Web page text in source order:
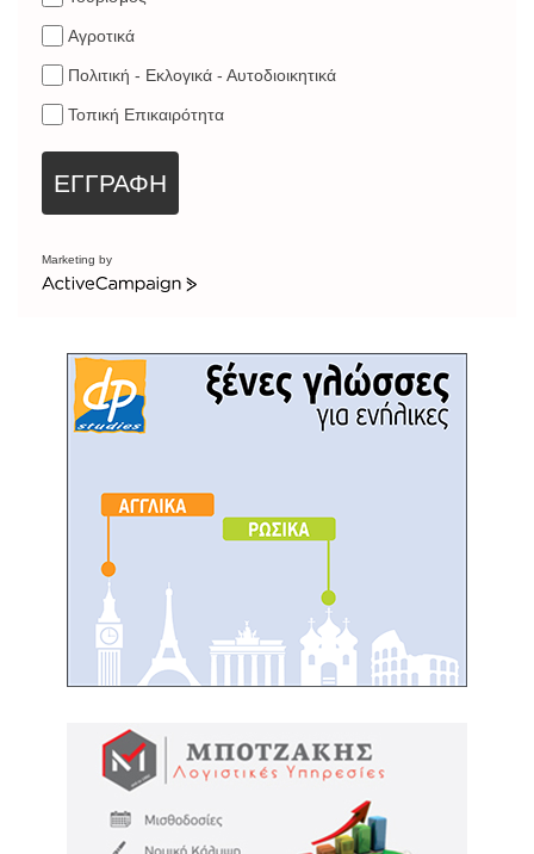
Αγροτικά
Πολιτική - Εκλογικά - Αυτοδιοικητικά
Τοπική Επικαιρότητα
ΕΓΓΡΑΦΗ
Marketing by